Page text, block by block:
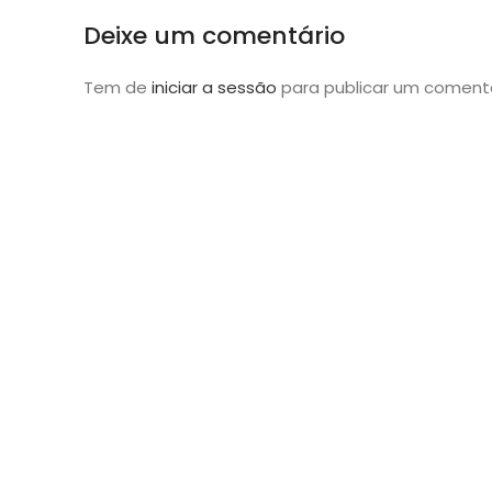
Deixe um comentário
Tem de iniciar a sessão para publicar um